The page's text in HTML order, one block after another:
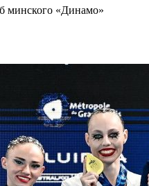
минского «Динамо»